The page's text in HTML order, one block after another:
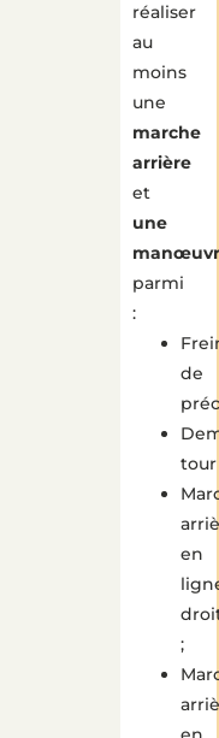
réaliser
au
moins
une
marche
arrière
et
une
parmi
:
de
tour
en
;